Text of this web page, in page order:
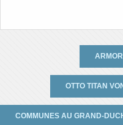
OTTO TITAN
COMMUNES AU GRAND-